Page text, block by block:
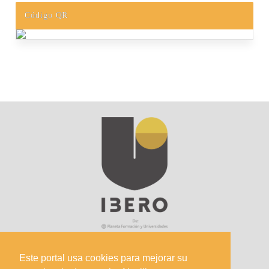
Este portal usa cookies para mejorar su
Código QR